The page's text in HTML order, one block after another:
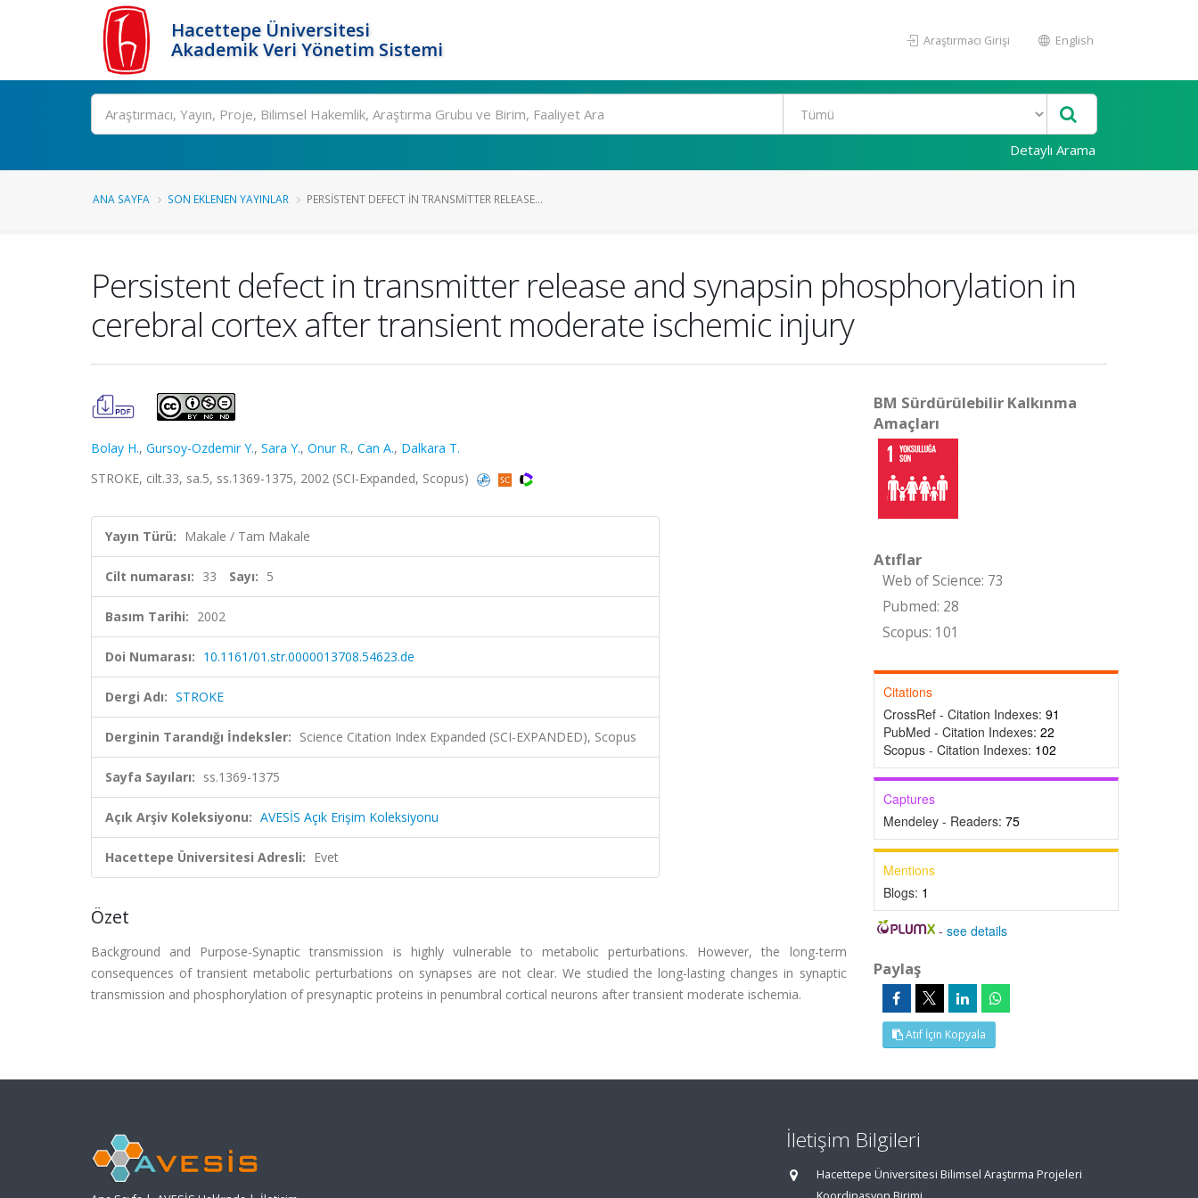
Hacettepe Üniversitesi
Akademik Veri Yönetim Sistemi
Araştırmacı Girişi English
Ara
Detaylı Arama
ANA SAYFA SON EKLENEN YAYINLAR PERSISTENT DEFECT IN TRANSMITTER RELEASE...
Persistent defect in transmitter release and synapsin phosphorylation in
cerebral cortex after transient moderate ischemic injury
Bolay H., Gursoy-Ozdemir Y., Sara Y., Onur R., Can A., Dalkara T.
STROKE, cilt.33, sa.5, ss.1369-1375, 2002 (SCI-Expanded, Scopus)
Yayın Türü: Makale / Tam Makale
Cilt numarası: 33 Sayı: 5
Basım Tarihi: 2002
Doi Numarası: 10.1161/01.str.0000013708.54623.de
Dergi Adı: STROKE
Derginin Tarandığı İndeksler: Science Citation Index Expanded (SCI-EXPANDED), Scopus
Sayfa Sayıları: ss.1369-1375
Açık Arşiv Koleksiyonu: AVESİS Açık Erişim Koleksiyonu
Hacettepe Üniversitesi Adresli: Evet
Özet
Background and Purpose-Synaptic transmission is highly vulnerable to metabolic perturbations. However, the long-term
consequences of transient metabolic perturbations on synapses are not clear. We studied the long-lasting changes in synaptic
transmission and phosphorylation of presynaptic proteins in penumbral cortical neurons after transient moderate ischemia.
BM Sürdürülebilir Kalkınma
Amaçları
Atıflar
Web of Science: 73
Pubmed: 28
Scopus: 101
Citations
CrossRef - Citation Indexes: 91
PubMed - Citation Indexes: 22
Scopus - Citation Indexes: 102
Captures
Mendeley - Readers: 75
Mentions
Blogs: 1
-see details
Paylaş
Atıf İçin Kopyala
İletişim Bilgileri
Hacettepe Üniversitesi Bilimsel Araştırma Projeleri